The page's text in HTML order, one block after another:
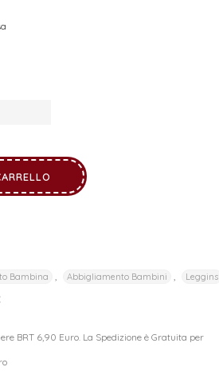
Bambina Abbigliamento Bambini Leggins
BRT 6,90 Euro. La Spedizione è Gratuita per